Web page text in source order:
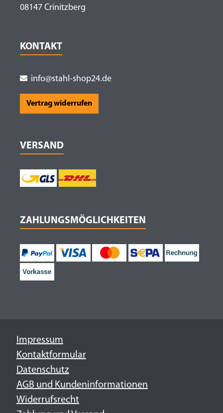
08147 Crinitzberg
KONTAKT
info@stahl-shop24.de
Vertrag widerrufen
VERSAND
ZAHLUNGSMÖGLICHKEITEN
Impressum
Kontaktformular
Datenschutz
AGB und Kundeninformationen
Widerrufsrecht